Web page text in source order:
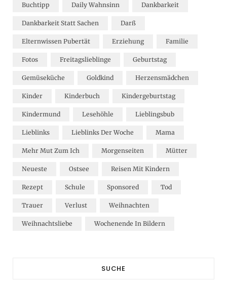
Buchtipp Daily Wahnsinn Dankbarkeit
Dankbarkeit Statt Sachen Darß
Elternwissen Pubertät Erziehung Familie
Fotos Freitagslieblinge Geburtstag
Gemüseküche Goldkind Herzensmädchen
Kinder Kinderbuch Kindergeburtstag
Kindermund Lesehöhle Lieblingsbub
Lieblinks Lieblinks Der Woche Mama
Mehr Mut Zum Ich Morgenseiten Mütter
Neueste Ostsee Reisen Mit Kindern
Rezept Schule Sponsored Tod
Trauer Verlust Weihnachten
Weihnachtsliebe Wochenende In Bildern
SUCHE